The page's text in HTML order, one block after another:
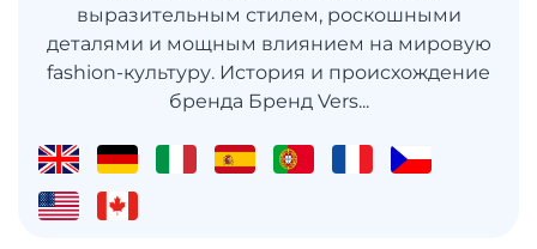
выразительным стилем, роскошными
деталями и мощным влиянием на мировую
fashion-культуру. История и происхождение
бренда Бренд Vers...